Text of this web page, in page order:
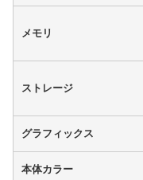
メモリ
ストレージ
グラフィックス
本体カラー